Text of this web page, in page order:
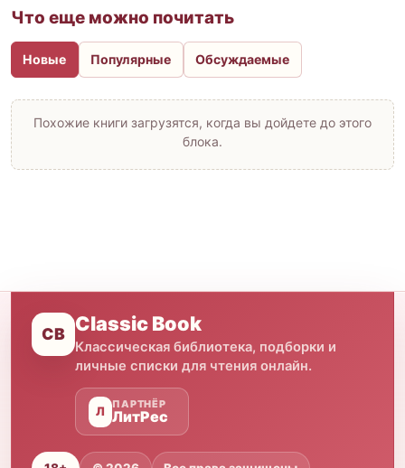
Что еще можно почитать
Новые Популярные Обсуждаемые
Похожие книги загрузятся, когда вы дойдете до этого
блока.
CB Classic Book
Классическая библиотека, подборки и
личные списки для чтения онлайн.
Л
ПАРТНЁР
ЛитРес